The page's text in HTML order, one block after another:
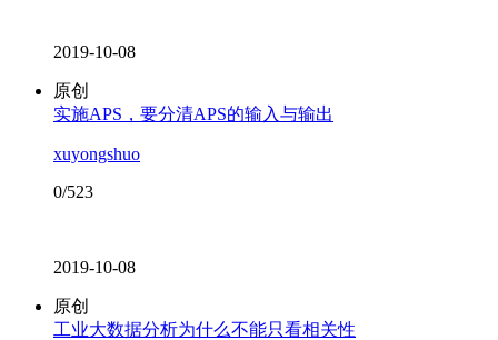
2019-10-08
原创
实施APS，要分清APS的输入与输出
xuyongshuo
0/523
2019-10-08
原创
工业大数据分析为什么不能只看相关性